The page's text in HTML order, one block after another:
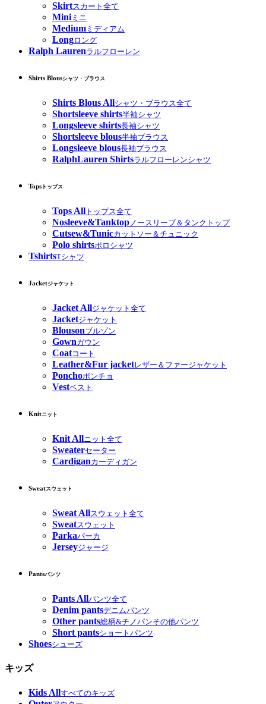
Skirtスカート全て
Miniミニ
Medium ミディアム
Longロング
Ralph Laurenラルフローレン
Shirts Blousシャツ・ブラウス
Shirts Blous Allシャツ・ブラウス全て
Shortsleeve shirts半袖シャツ
Longsleeve shirts長袖シャツ
Shortsleeve blous半袖ブラウス
Longsleeve blous長袖ブラウス
RalphLauren Shirtsラルフローレンシャツ
Tops トップス
Tops All トップス全て
Nosleeve&Tanktop ノースリーブ＆タンクトップ
Cutsew&Tunicカットソー＆チュニック
Polo shirtsポロシャツ
TshirtsTシャツ
Jacketジャケット
Jacket Allジャケット全て
Jacketジャケット
Blousonブルゾン
Gownガウン
Coatコート
Leather&Fur jacketレザー＆ファージャケット
Ponchoポンチョ
Vestベスト
Knitニット
Knit Allニット全て
Sweaterセーター
Cardiganカーディガン
Sweatスウェット
Sweat Allスウェット全て
Sweatスウェット
Parkaパーカ
Jerseyジャージ
Pantsパンツ
Pants Allパンツ全て
Denim pantsデニムパンツ
Other pants総柄&チノパンその他パンツ
Short pantsショートパンツ
Shoesシューズ
キッズ
Kids Allすべてのキッズ